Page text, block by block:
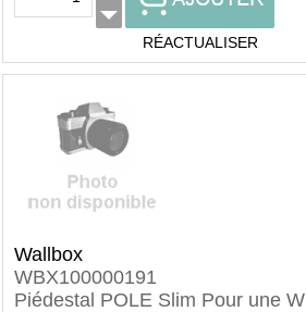
RÉACTUALISER
Wallbox
WBX100000191
Piédestal POLE Slim Pour une W